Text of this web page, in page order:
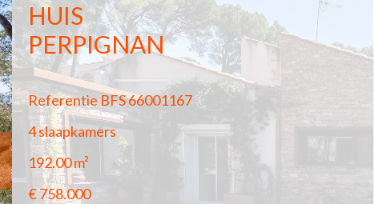
HUIS
PERPIGNAN
Referentie BFS 66001167
4 slaapkamers
192.00m²
€ 758.000